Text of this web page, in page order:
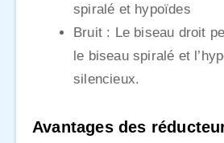
spiralé et hypoïdes
Bruit : Le biseau droit
le biseau spiralé et
silencieux.
Avantages des